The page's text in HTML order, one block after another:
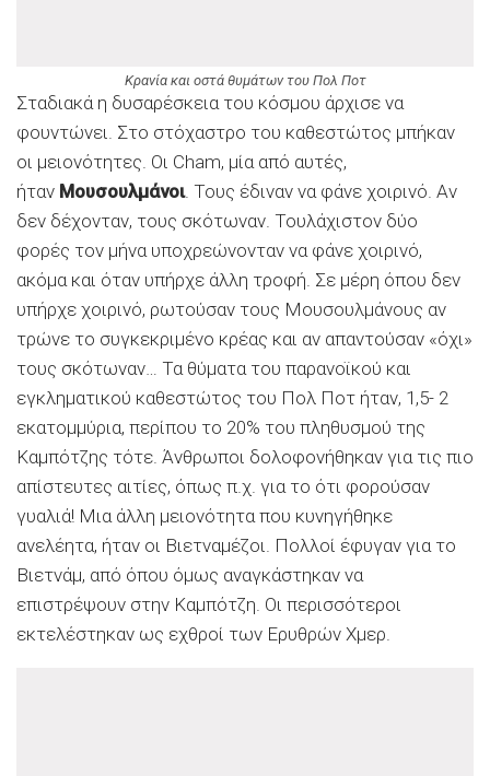
Κρανία και οστά θυμάτων του Πολ Ποτ
Σταδιακά η δυσαρέσκεια του κόσμου άρχισε να
φουντώνει. Στο στόχαστρο του καθεστώτος μπήκαν
οι μειονότητες. Οι Cham, μία από αυτές,
ήταν Μουσουλμάνοι. Τους έδιναν να φάνε χοιρινό. Αν
δεν δέχονταν, τους σκότωναν. Τουλάχιστον δύο
φορές τον μήνα υποχρεώνονταν να φάνε χοιρινό,
ακόμα και όταν υπήρχε άλλη τροφή. Σε μέρη όπου δεν
υπήρχε χοιρινό, ρωτούσαν τους Μουσουλμάνους αν
τρώνε το συγκεκριμένο κρέας και αν απαντούσαν «όχι»
τους σκότωναν… Τα θύματα του παρανοϊκού και
εγκληματικού καθεστώτος του Πολ Ποτ ήταν, 1,5- 2
εκατομμύρια, περίπου το 20% του πληθυσμού της
Καμπότζης τότε. Άνθρωποι δολοφονήθηκαν για τις πιο
απίστευτες αιτίες, όπως π.χ. για το ότι φορούσαν
γυαλιά! Μια άλλη μειονότητα που κυνηγήθηκε
ανελέητα, ήταν οι Βιετναμέζοι. Πολλοί έφυγαν για το
Βιετνάμ, από όπου όμως αναγκάστηκαν να
επιστρέψουν στην Καμπότζη. Οι περισσότεροι
εκτελέστηκαν ως εχθροί των Ερυθρών Χμερ.